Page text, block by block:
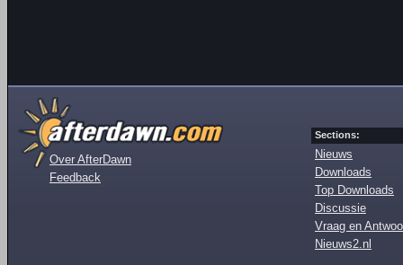
Over AfterDawn
Feedback
Sections:
Nieuws
Downloads
Top Downloads
Discussie
Vraag en
Nieuws2.nl